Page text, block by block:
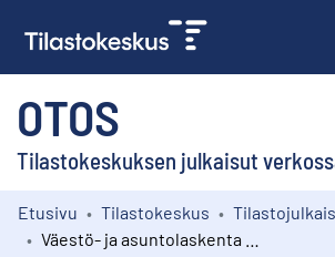
OTOS
Tilastokeskuksen julkaisut
Kokoelmat
Etusivu Tilastokeskus